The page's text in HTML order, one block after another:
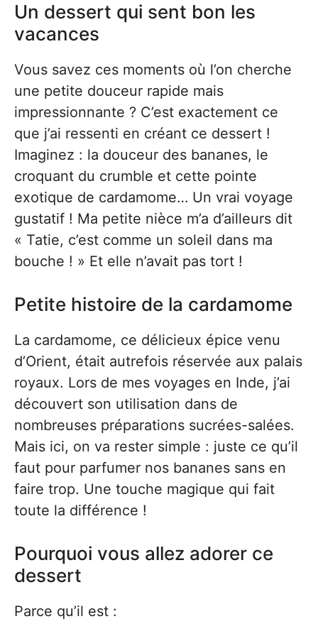
Un dessert qui sent bon les
vacances
Vous savez ces moments où l’on cherche
une petite douceur rapide mais
impressionnante ? C’est exactement ce
que j’ai ressenti en créant ce dessert !
Imaginez : la douceur des bananes, le
croquant du crumble et cette pointe
exotique de cardamome… Un vrai voyage
gustatif ! Ma petite nièce m’a d’ailleurs dit
« Tatie, c’est comme un soleil dans ma
bouche ! » Et elle n’avait pas tort !
Petite histoire de la cardamome
La cardamome, ce délicieux épice venu
d’Orient, était autrefois réservée aux palais
royaux. Lors de mes voyages en Inde, j’ai
découvert son utilisation dans de
nombreuses préparations sucrées-salées.
Mais ici, on va rester simple : juste ce qu’il
faut pour parfumer nos bananes sans en
faire trop. Une touche magique qui fait
toute la différence !
Pourquoi vous allez adorer ce
dessert
Parce qu’il est :